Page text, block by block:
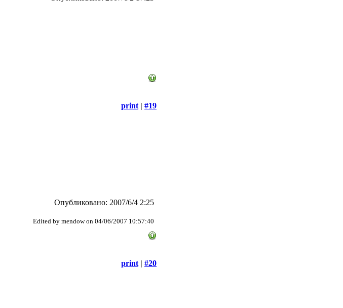
print | #19
Опубликовано: 2007/6/4 2:25
Edited by mendow on 04/06/2007 10:57:40
print | #20